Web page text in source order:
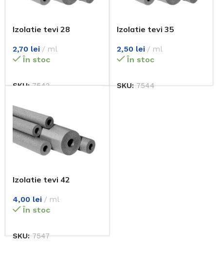
Izolatie tevi 28
2,70 lei
ml
În stoc
SKU:7542
Izolatie tevi 35
2,50 lei
ml
În stoc
SKU:7544
Izolatie tevi 42
4,00 lei
ml
În stoc
SKU:7547